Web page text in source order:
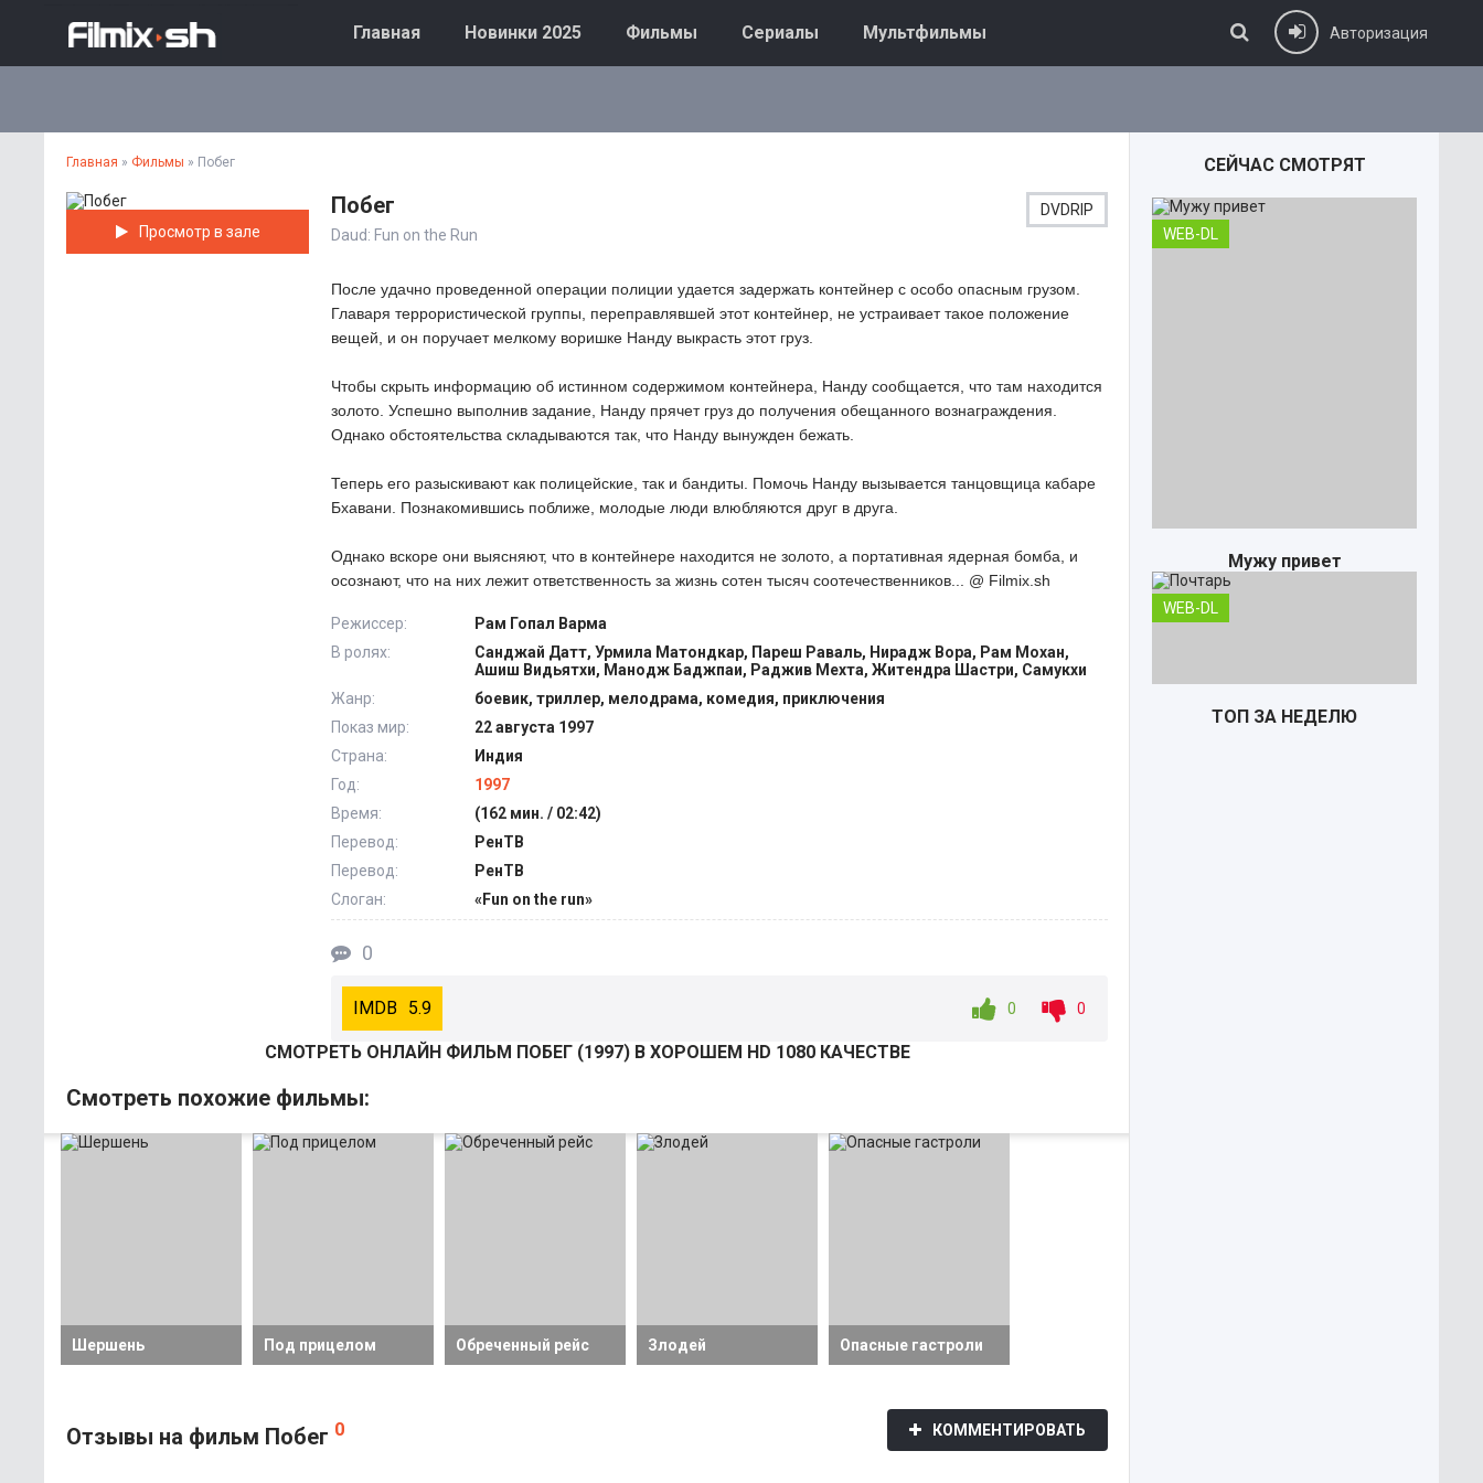
Главная Новинки 2025 Фильмы Сериалы Мультфильмы Авторизация
Главная » Фильмы » Побег
Просмотр в зале
Побег
Daud: Fun on the Run
DVDRIP
После удачно проведенной операции полиции удается задержать контейнер с особо опасным грузом.
Главаря террористической группы, переправлявшей этот контейнер, не устраивает такое положение
вещей, и он поручает мелкому воришке Нанду выкрасть этот груз.
Чтобы скрыть информацию об истинном содержимом контейнера, Нанду сообщается, что там находится
золото. Успешно выполнив задание, Нанду прячет груз до получения обещанного вознаграждения.
Однако обстоятельства складываются так, что Нанду вынужден бежать.
Теперь его разыскивают как полицейские, так и бандиты. Помочь Нанду вызывается танцовщица кабаре
Бхавани. Познакомившись поближе, молодые люди влюбляются друг в друга.
Однако вскоре они выясняют, что в контейнере находится не золото, а портативная ядерная бомба, и
осознают, что на них лежит ответственность за жизнь сотен тысяч соотечественников... @ Filmix.sh
Режиссер:
Рам Гопал Варма
В ролях:
Санджай Датт, Урмила Матондкар, Пареш Раваль, Нирадж Вора, Рам Мохан,
Ашиш Видьятхи, Манодж Баджпаи, Раджив Мехта, Житендра Шастри, Самукхи
Жанр:
боевик, триллер, мелодрама, комедия, приключения
Показ мир:
22 августа 1997
Страна:
Индия
Год:
1997
Время:
(162 мин. / 02:42)
Перевод:
РенТВ
Перевод:
РенТВ
Слоган:
«Fun on the run»
0
5.9 0 0
СМОТРEТЬ ОНЛАЙН ФИЛЬМ ПОБЕГ (1997) В ХОРОШЕМ HD 1080 КАЧЕСТВЕ
Смотрeть похожие фильмы:
Шершень Под прицелом Обреченный рейс Злодей Опасные гастроли
Отзывы на фильм Побег 0 КОММЕНТИРОВАТЬ
СЕЙЧАС СМОТРЯТ
WEB-DL
Мужу привет
WEB-DL
ТОП ЗА НЕДЕЛЮ